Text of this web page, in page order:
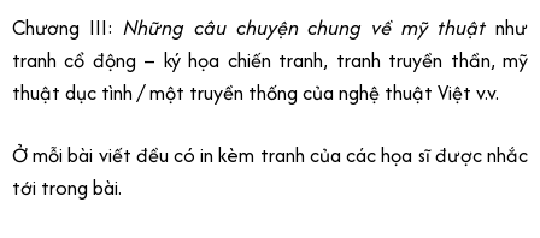
Chương III: Những câu chuyện chung về mỹ thuậtnhư
tranh cổ động – ký họa chiến tranh, tranh truyền thần, mỹ
thuật dục tình / một truyền thống của nghệ thuật Việt v.v.
Ở mỗi bài viết đều có in kèm tranh của các họa sĩ được nhắc
tới trong bài.